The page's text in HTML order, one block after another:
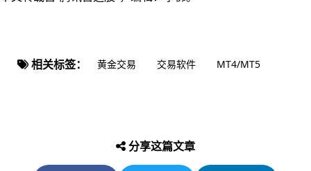
相关标签： 黄金交易 交易软件 MT4/MT5
分享这篇文章